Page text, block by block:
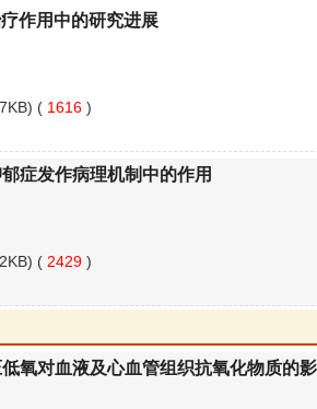
作用中的研究进展
( 1616 )
症发作病理机制中的作用
( 2429 )
氧对血液及心血管组织抗氧化物质的